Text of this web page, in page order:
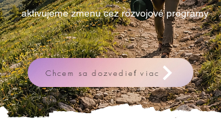
aktivujeme zmenu cez rozvojové programy
Chcem sa dozvedieť viac